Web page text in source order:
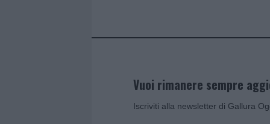
Vuoi rimanere sempre
Iscriviti alla newsletter di Gallura